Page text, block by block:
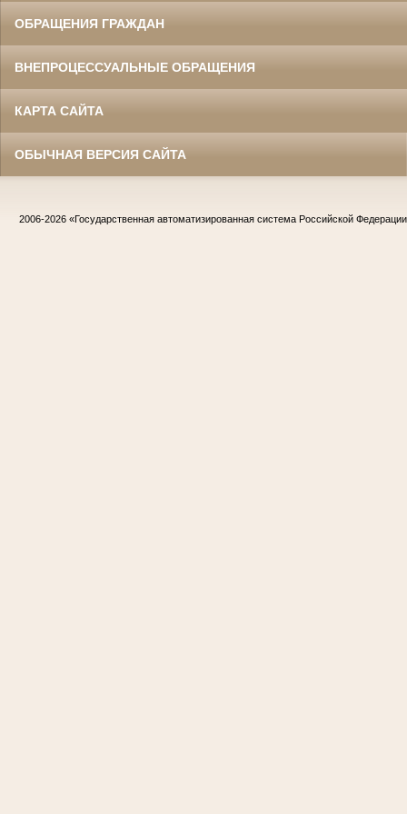
ОБРАЩЕНИЯ ГРАЖДАН
ВНЕПРОЦЕССУАЛЬНЫЕ ОБРАЩЕНИЯ
КАРТА САЙТА
ОБЫЧНАЯ ВЕРСИЯ САЙТА
2006-2026 «Государственная автоматизированная система Российской